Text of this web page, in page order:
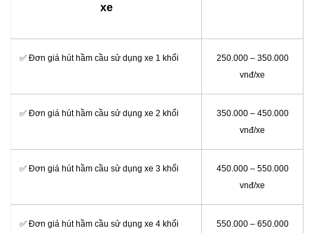
xe
✅ Đơn giá hút hầm cầu sử dụng xe 1 khối
250.000 – 350.000
vnđ/xe
✅ Đơn giá hút hầm cầu sử dụng xe 2 khối
350.000 – 450.000
vnđ/xe
✅ Đơn giá hút hầm cầu sử dụng xe 3 khối
450.000 – 550.000
vnđ/xe
✅ Đơn giá hút hầm cầu sử dụng xe 4 khối
550.000 – 650.000